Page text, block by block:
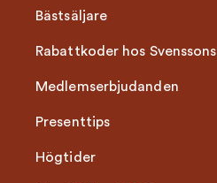
Bästsäljare
Rabattkoder hos Svenssons
Medlemserbjudanden
Presenttips
Högtider